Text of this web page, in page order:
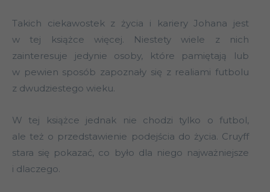
Takich ciekawostek z życia i kariery Johana jest
w tej książce więcej. Niestety wiele z nich
zainteresuje jedynie osoby, które pamiętają lub
w pewien sposób zapoznały się z realiami futbolu
z dwudziestego wieku.
W tej książce jednak nie chodzi tylko o futbol,
ale też o przedstawienie podejścia do życia. Cruyff
stara się pokazać, co było dla niego najważniejsze
i dlaczego.